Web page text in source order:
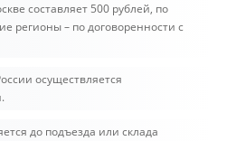
составляет 500 рублей, по
регионы – по договоренности с
осуществляется
до подъезда или склада